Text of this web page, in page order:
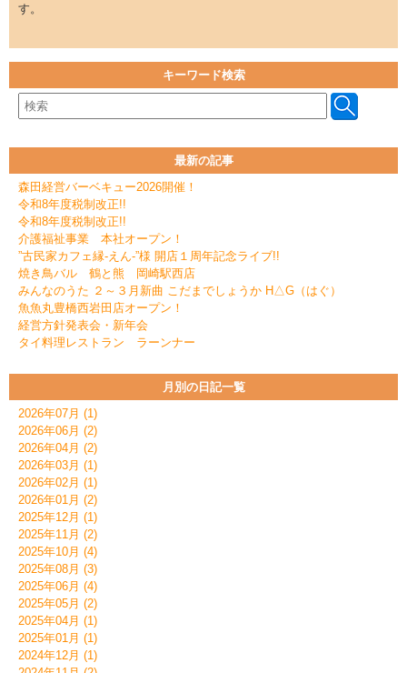
す。
キーワード検索
最新の記事
森田経営バーベキュー2026開催！
令和8年度税制改正!!
令和8年度税制改正!!
介護福祉事業 本社オープン！
”古民家カフェ縁-えん-”様 開店１周年記念ライブ!!
焼き鳥バル 鶴と熊 岡崎駅西店
みんなのうた ２～３月新曲 こだまでしょうか H△G（はぐ）
魚魚丸豊橋西岩田店オープン！
経営方針発表会・新年会
タイ料理レストラン ラーンナー
月別の日記一覧
2026年07月 (1)
2026年06月 (2)
2026年04月 (2)
2026年03月 (1)
2026年02月 (1)
2026年01月 (2)
2025年12月 (1)
2025年11月 (2)
2025年10月 (4)
2025年08月 (3)
2025年06月 (4)
2025年05月 (2)
2025年04月 (1)
2025年01月 (1)
2024年12月 (1)